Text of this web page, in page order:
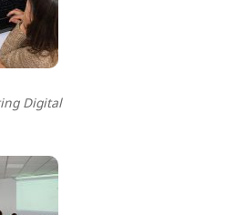
Digital